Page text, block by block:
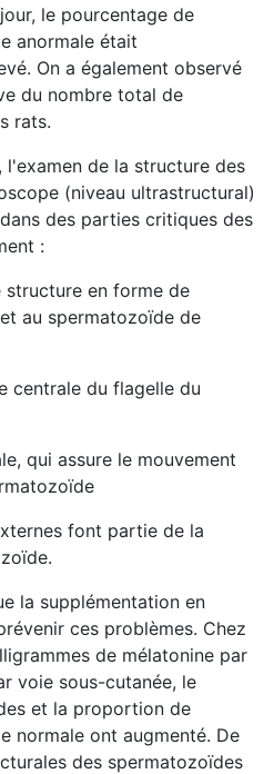
le pourcentage de
anormale était
On a également observé
du nombre total de
rats.
l'examen de la structure des
(niveau ultrastructural)
des parties critiques des
:
structure en forme de
au spermatozoïde de
centrale du flagelle du
qui assure le mouvement
font partie de la
la supplémentation en
ces problèmes. Chez
de mélatonine par
voie sous-cutanée, le
et la proportion de
normale ont augmenté. De
des spermatozoïdes